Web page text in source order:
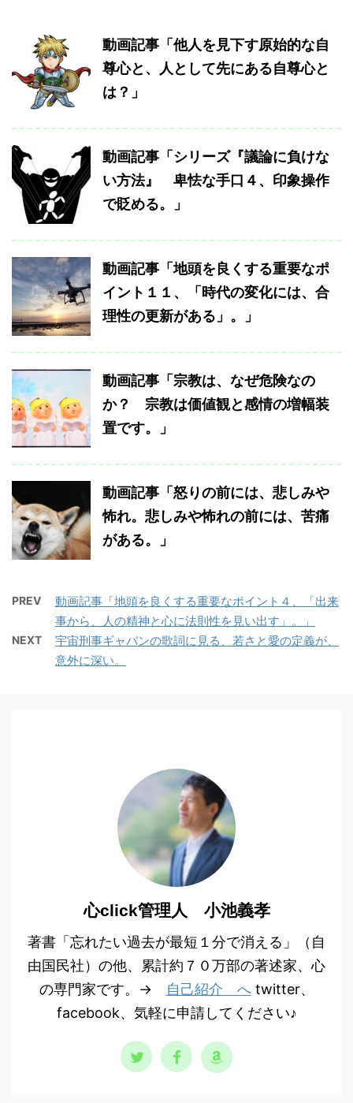
動画記事「他人を見下す原始的な自
尊心と、人として先にある自尊心と
は？」
動画記事「シリーズ『議論に負けな
い方法』 卑怯な手口４、印象操作
で貶める。」
動画記事「地頭を良くする重要なポ
イント１１、「時代の変化には、合
理性の更新がある」。」
動画記事「宗教は、なぜ危険なの
か？ 宗教は価値観と感情の増幅装
置です。」
動画記事「怒りの前には、悲しみや
怖れ。悲しみや怖れの前には、苦痛
がある。」
PREV
動画記事「地頭を良くする重要なポイント４、「出来
事から、人の精神と心に法則性を見い出す」。」
NEXT
宇宙刑事ギャバンの歌詞に見る、若さと愛の定義が、
意外に深い。
心click管理人 小池義孝
著書「忘れたい過去が最短１分で消える」（自
由国民社）の他、累計約７０万部の著述家、心
の専門家です。→
自己紹介 へtwitter、
facebook、気軽に申請してください♪